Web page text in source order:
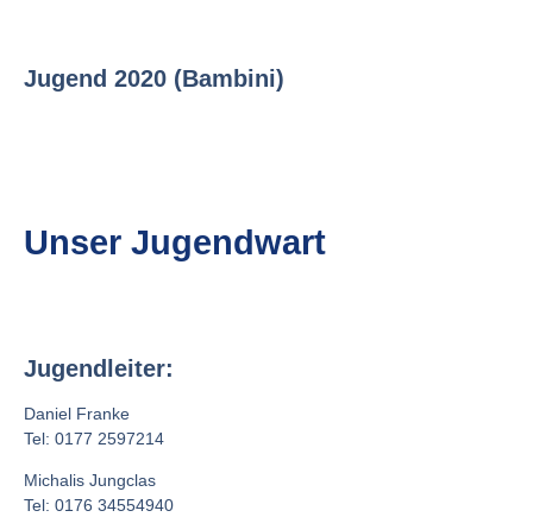
Jugend 2020 (Bambini)
Unser Jugendwart
Jugendleiter:
Daniel Franke
Tel: 0177 2597214
Michalis Jungclas
Tel: 0176 34554940